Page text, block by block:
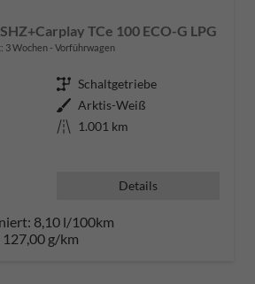
TCe 100 ECO-G LPG
3 Wochen Vorführwagen
Getriebe Schaltgetriebe
Außenfarbe Arktis-Weiß
Kilometerstand 1.001 km
Details
8,10 l/100km
127,00 g/km